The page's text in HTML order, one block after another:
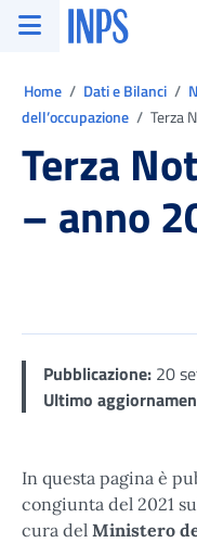
Vai al menu principale
Vai al contenuto principale
Vai al pie' di pagina
INPS ()
Home Dati e Bilanci
dell’occupazione
Terza
Terza
– anno
Pubblicazione: 20
Ultimo
In questa pagina è
congiunta del 2021
cura del Ministero